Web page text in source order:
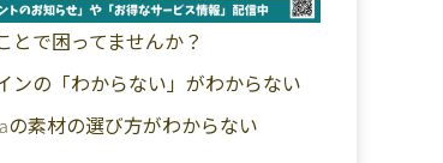
とで困ってませんか？
ンの「わからない」がわからない
の素材の選び方がわからない